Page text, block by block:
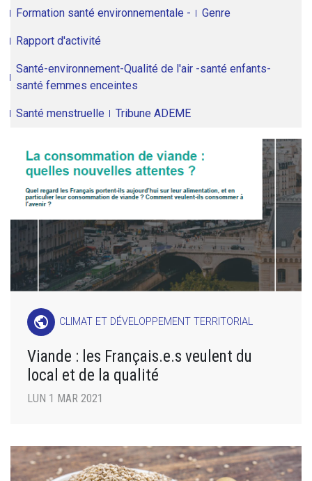
Formation santé environnementale - Genre
Rapport d'activité
Santé-environnement-Qualité de l'air -santé enfants-
santé femmes enceintes
Santé menstruelle Tribune ADEME
public CLIMAT ET DÉVELOPPEMENT TERRITORIAL
Viande : les Français.e.s veulent du
local et de la qualité
LUN 1 MAR 2021